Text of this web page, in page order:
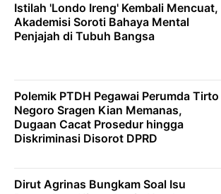
Istilah 'Londo Ireng' Kembali Mencuat,
Akademisi Soroti Bahaya Mental
Penjajah di Tubuh Bangsa
Polemik PTDH Pegawai Perumda Tirto
Negoro Sragen Kian Memanas,
Dugaan Cacat Prosedur hingga
Diskriminasi Disorot DPRD
Dirut Agrinas Bungkam Soal Isu